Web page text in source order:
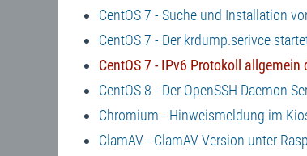
CentOS 7 - Suche und Installation
CentOS 7 - Der krdump.serivce
CentOS 7 - IPv6 Protokoll allgemein
CentOS 8 - Der OpenSSH Daemon
Chromium - Hinweismeldung im
ClamAV - ClamAV Version unter